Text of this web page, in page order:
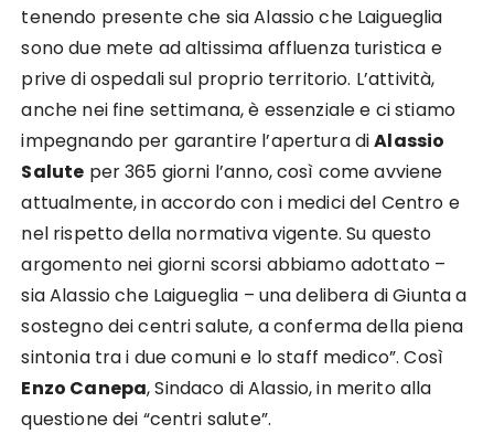
tenendo presente che sia Alassio che Laigueglia
sono due mete ad altissima affluenza turistica e
prive di ospedali sul proprio territorio. L’attività,
anche nei fine settimana, è essenziale e ci stiamo
impegnando per garantire l’apertura diAlassio
Salute per 365 giorni l’anno, così come avviene
attualmente, in accordo con i medici del Centro e
nel rispetto della normativa vigente. Su questo
argomento nei giorni scorsi abbiamo adottato –
sia Alassio che Laigueglia – una delibera di Giunta a
sostegno dei centri salute, a conferma della piena
sintonia tra i due comuni e lo staff medico”. Così
Enzo Canepa, Sindaco di Alassio, in merito alla
questione dei “centri salute”.